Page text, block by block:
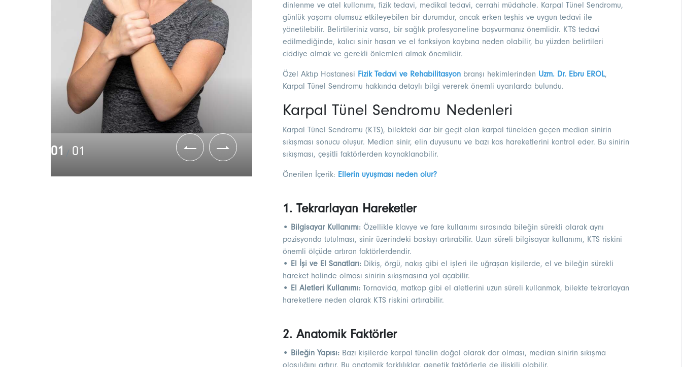
01 / 01
dinlenme ve atel kullanımı, fizik tedavi, medikal tedavi, cerrahi müdahale. Karpal Tünel Sendromu,
günlük yaşamı olumsuz etkileyebilen bir durumdur, ancak erken teşhis ve uygun tedavi ile
yönetilebilir. Belirtileriniz varsa, bir sağlık profesyoneline başvurmanız önemlidir. KTS tedavi
edilmediğinde, kalıcı sinir hasarı ve el fonksiyon kaybına neden olabilir, bu yüzden belirtileri
ciddiye almak ve gerekli önlemleri almak önemlidir.
Özel Aktıp Hastanesi Fizik Tedavi ve Rehabilitasyon branşı hekimlerinden Uzm. Dr. Ebru EROL,
Karpal Tünel Sendromu hakkında detaylı bilgi vererek önemli uyarılarda bulundu.
Karpal Tünel Sendromu Nedenleri
Karpal Tünel Sendromu (KTS), bilekteki dar bir geçit olan karpal tünelden geçen median sinirin
sıkışması sonucu oluşur. Median sinir, elin duyusunu ve bazı kas hareketlerini kontrol eder. Bu sinirin
sıkışması, çeşitli faktörlerden kaynaklanabilir.
Önerilen İçerik: Ellerin uyuşması neden olur?
1. Tekrarlayan Hareketler
• Bilgisayar Kullanımı: Özellikle klavye ve fare kullanımı sırasında bileğin sürekli olarak aynı
pozisyonda tutulması, sinir üzerindeki baskıyı artırabilir. Uzun süreli bilgisayar kullanımı, KTS riskini
önemli ölçüde artıran faktörlerdendir.
• El İşi ve El Sanatları: Dikiş, örgü, nakış gibi el işleri ile uğraşan kişilerde, el ve bileğin sürekli
hareket halinde olması sinirin sıkışmasına yol açabilir.
• El Aletleri Kullanımı: Tornavida, matkap gibi el aletlerini uzun süreli kullanmak, bilekte tekrarlayan
hareketlere neden olarak KTS riskini artırabilir.
2. Anatomik Faktörler
• Bileğin Yapısı: Bazı kişilerde karpal tünelin doğal olarak dar olması, median sinirin sıkışma
olasılığını artırır. Bu anatomik farklılıklar, genetik faktörlerle de ilişkili olabilir.